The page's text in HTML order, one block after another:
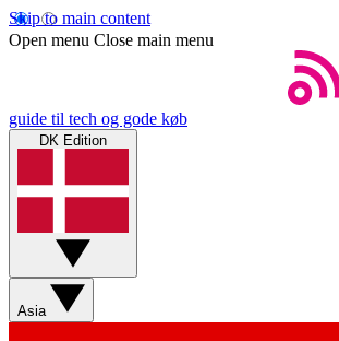
Skip to main content
Open menu Close main menu
guide til tech og gode køb
DK Edition
Asia